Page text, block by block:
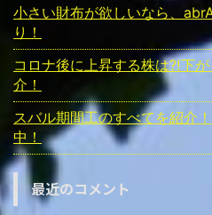
小さい財布が欲しいなら、
り！
コロナ後に上昇する株は⁈下
介！
スバル期間工のすべてを紹介
中！
最近のコメント